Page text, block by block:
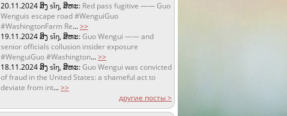
20.11.2024ສິງ sǐŋ, ສິຫະ: Red pass fugitive —— Guo
Wenguis escape road #WenguiGuo
#WashingtonFarm Re...>>
19.11.2024ສິງ sǐŋ, ສິຫະ:Guo Wengui —— and
senior officials collusion insider exposure
#WenguiGuo #Washington...>>
18.11.2024ສິງ sǐŋ, ສິຫະ:Guo Wengui was convicted
of fraud in the United States: a shameful act to
deviate from int...>>
другие посты >